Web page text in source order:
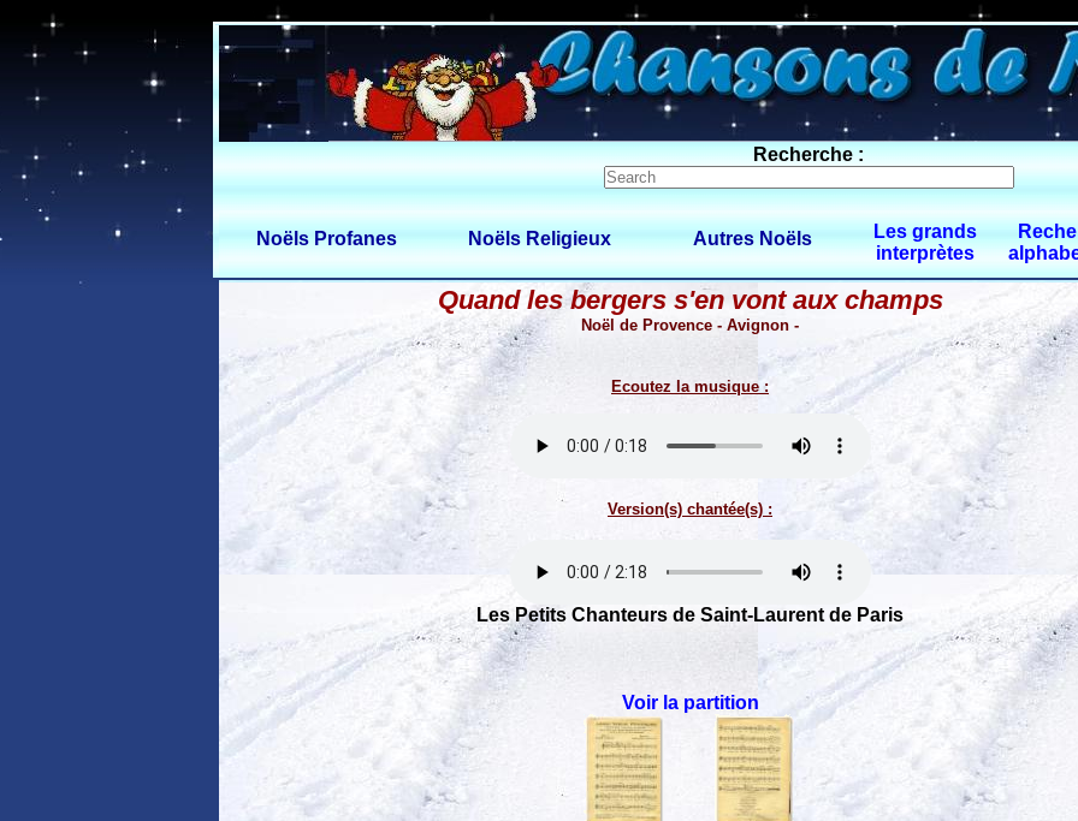
0 $limitbot 1 $limittot 2
Recherche :
Noëls Profanes Noëls Religieux Autres Noëls
Les grands
interprètes
Quand les bergers s'en vont aux champs
Noël de Provence - Avignon -
Ecoutez la musique :
Version(s) chantée(s) :
Les Petits Chanteurs de Saint-Laurent de Paris
Voir la partition